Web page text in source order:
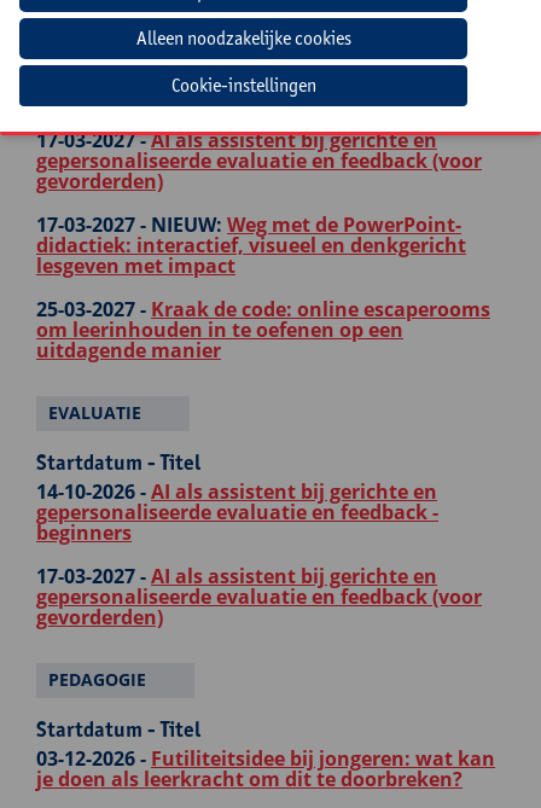
04-03-2027 -NIEUW:Retoriek in de klas: van
boeiend spreken tot sterk argumenteren
Ontwerp zelf effectieve kennisclips,
instructiefilms en animatievideo’s
17-03-2027 -AI als assistent bij gerichte en
gepersonaliseerde evaluatie en feedback (voor
gevorderden)
17-03-2027 - NIEUW: Weg met de PowerPoint-
didactiek: interactief, visueel en denkgericht
lesgeven met impact
25-03-2027 - Kraak de code: online escaperooms
om leerinhouden in te oefenen op een
uitdagende manier
EVALUATIE
Startdatum - Titel
14-10-2026 -AI als assistent bij gerichte en
gepersonaliseerde evaluatie en feedback -
beginners
17-03-2027 -AI als assistent bij gerichte en
gepersonaliseerde evaluatie en feedback (voor
gevorderden)
PEDAGOGIE
Startdatum - Titel
03-12-2026 - Futiliteitsidee bij jongeren: wat kan
je doen als leerkracht om dit te doorbreken?
Cookie-instellingen